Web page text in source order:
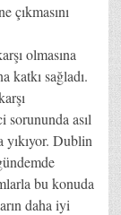
çıkmasını
olmasına
katkı sağladı.
sorununda asıl
Dublin
bu konuda
daha iyi